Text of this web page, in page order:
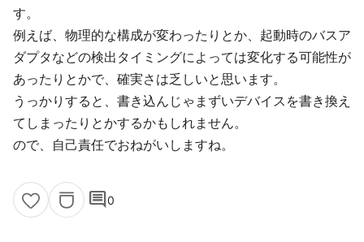
す。
例えば、物理的な構成が変わったりとか、起動時のバスア
ダプタなどの検出タイミングによっては変化する可能性が
あったりとかで、確実さは乏しいと思います。
うっかりすると、書き込んじゃまずいデバイスを書き換え
てしまったりとかするかもしれません。
ので、自己責任でおねがいしますね。
comment0